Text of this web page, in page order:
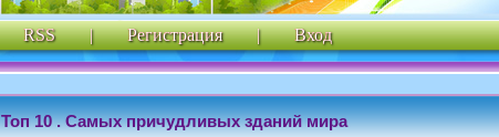
RSS | Регистрация | Вход
Топ 10 . Самых причудливых зданий мира